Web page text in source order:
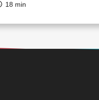
18 min